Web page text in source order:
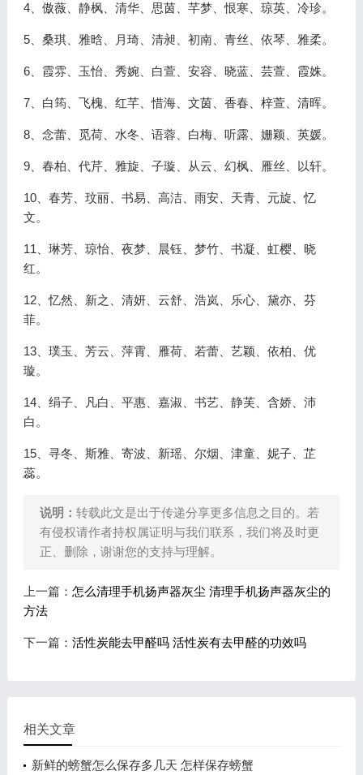
4、傲薇、静枫、清华、思茵、芊梦、恨寒、琼英、冷珍。
5、桑琪、雅晗、月琦、清昶、初南、青丝、依琴、雅柔。
6、霞雰、玉怡、秀婉、白萱、安容、晓蓝、芸萱、霞姝。
7、白筠、飞槐、红芊、惜海、文茵、香春、梓萱、清晖。
8、念蕾、觅荷、水冬、语蓉、白梅、听露、姗颖、英媛。
9、春柏、代芹、雅旋、子璇、从云、幻枫、雁丝、以轩。
10、春芳、玟丽、书易、高洁、雨安、天青、元旋、忆
文。
11、琳芳、琼怡、夜梦、晨钰、梦竹、书凝、虹樱、晓
红。
12、忆然、新之、清妍、云舒、浩岚、乐心、黛亦、芬
菲。
13、璞玉、芳云、萍霄、雁荷、若蕾、艺颖、依柏、优
璇。
14、绢子、凡白、平惠、嘉淑、书艺、静芙、含娇、沛
白。
15、寻冬、斯雅、寄波、新瑶、尔烟、津童、妮子、芷
蕊。
说明： 转载此文是出于传递分享更多信息之目的。若
有侵权请作者持权属证明与我们联系，我们将及时更
正、删除，谢谢您的支持与理解。
上一篇： 怎么清理手机扬声器灰尘 清理手机扬声器灰尘的
方法
下一篇： 活性炭能去甲醛吗 活性炭有去甲醛的功效吗
相关文章
新鲜的螃蟹怎么保存多几天 怎样保存螃蟹